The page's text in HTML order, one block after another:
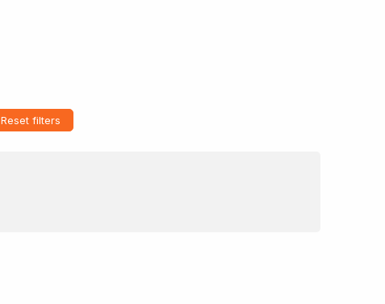
Reset filters